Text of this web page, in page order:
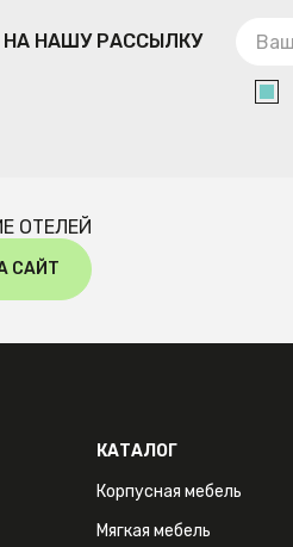
НАШУ РАССЫЛКУ
ОТЕЛЕЙ
САЙТ
КАТАЛОГ
Корпусная мебель
Мягкая мебель